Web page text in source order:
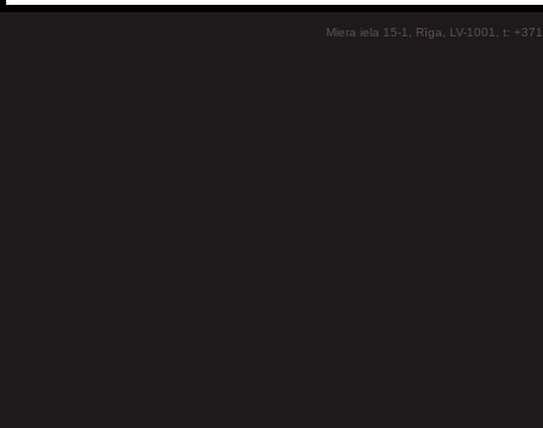
Miera iela 15-1, Rīga, LV-1001, t: